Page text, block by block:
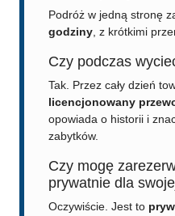
Podróż w jedną stronę
godziny , z krótkimi
Czy podczas
Tak. Przez cały dzień
licencjonowany
opowiada o historii i
zabytków.
Czy mogę
prywatnie dla
Oczywiście. Jest to